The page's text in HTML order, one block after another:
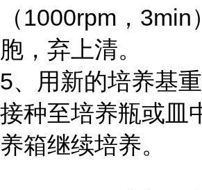
（1000rpm，3min
胞，弃上清。
5、用新的培养基
接种至培养瓶或皿
养箱继续培养。